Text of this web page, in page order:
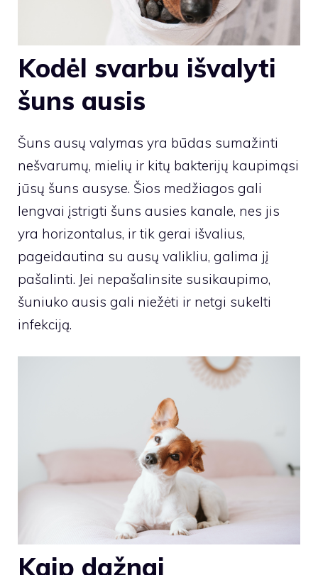
Kodėl svarbu išvalyti
šuns ausis
Šuns ausų valymas yra būdas sumažinti
nešvarumų, mielių ir kitų bakterijų kaupimąsi
jūsų šuns ausyse. Šios medžiagos gali
lengvai įstrigti šuns ausies kanale, nes jis
yra horizontalus, ir tik gerai išvalius,
pageidautina su ausų valikliu, galima jį
pašalinti. Jei nepašalinsite susikaupimo,
šuniuko ausis gali niežėti ir netgi sukelti
infekciją.
Kaip dažnai